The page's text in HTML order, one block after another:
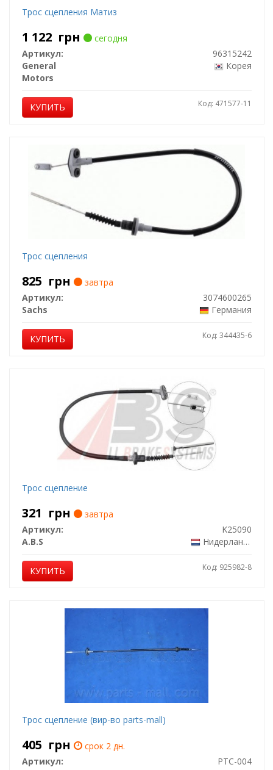
Трос сцепления Матиз
1 122 грн
сегодня
Артикул:
96315242
General
Motors
Корея
КУПИТЬ Код: 471577-11
Трос сцепления
825 грн
завтра
Артикул:
3074600265
Sachs
Германия
КУПИТЬ Код: 344435-6
Трос сцепление
321 грн
завтра
Артикул:
K25090
A.B.S
Нидерланды
КУПИТЬ Код: 925982-8
Трос сцепление (вир-во parts-mall)
405 грн
срок 2 дн.
Артикул:
PTC-004